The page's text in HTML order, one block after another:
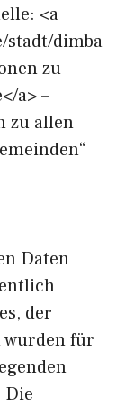
<a
stadt/dimba
zu
a> –
zu allen
Daten
der
wurden für
Die